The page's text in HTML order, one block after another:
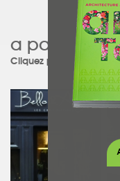
a participé
Cliquez pour découvrir